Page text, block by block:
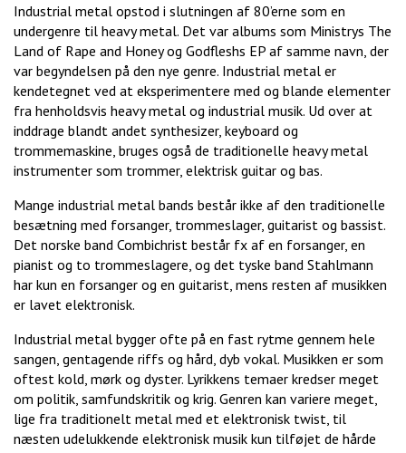
Industrial metal opstod i slutningen af 80’erne som en
undergenre til heavy metal. Det var albums som Ministrys The
Land of Rape and Honey og Godfleshs EP af samme navn, der
var begyndelsen på den nye genre. Industrial metal er
kendetegnet ved at eksperimentere med og blande elementer
fra henholdsvis heavy metal og industrial musik. Ud over at
inddrage blandt andet synthesizer, keyboard og
trommemaskine, bruges også de traditionelle heavy metal
instrumenter som trommer, elektrisk guitar og bas.
Mange industrial metal bands består ikke af den traditionelle
besætning med forsanger, trommeslager, guitarist og bassist.
Det norske band Combichrist består fx af en forsanger, en
pianist og to trommeslagere, og det tyske band Stahlmann
har kun en forsanger og en guitarist, mens resten af musikken
er lavet elektronisk.
Industrial metal bygger ofte på en fast rytme gennem hele
sangen, gentagende riffs og hård, dyb vokal. Musikken er som
oftest kold, mørk og dyster. Lyrikkens temaer kredser meget
om politik, samfundskritik og krig. Genren kan variere meget,
lige fra traditionelt metal med et elektronisk twist, til
næsten udelukkende elektronisk musik kun tilføjet de hårde